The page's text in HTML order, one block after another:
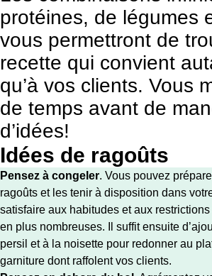
protéines, de légumes
vous permettront de
recette qui convient
qu’à vos clients. Vous
de temps avant de
d’idées!
Idées de ragoûts
Pensez à congeler. Vous pouvez
ragoûts et les tenir à disposition dans
satisfaire aux habitudes et aux
en plus nombreuses. Il suffit ensuite
persil et à la noisette pour redonner au
garniture dont raffolent vos clients.